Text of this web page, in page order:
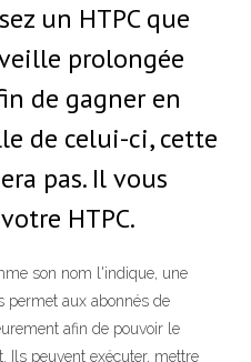
un HTPC que
prolongée
de gagner en
de celui-ci, cette
pas. Il vous
HTPC.
son nom l'indique, une
permet aux abonnés de
afin de pouvoir le
Ils peuvent exécuter, mettre